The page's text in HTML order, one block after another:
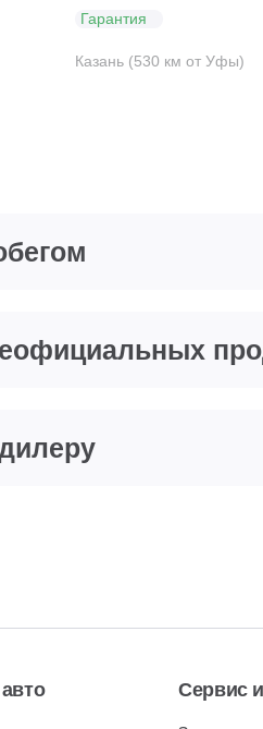
Гарантия
Казань (530 км от Уфы)
Сервис